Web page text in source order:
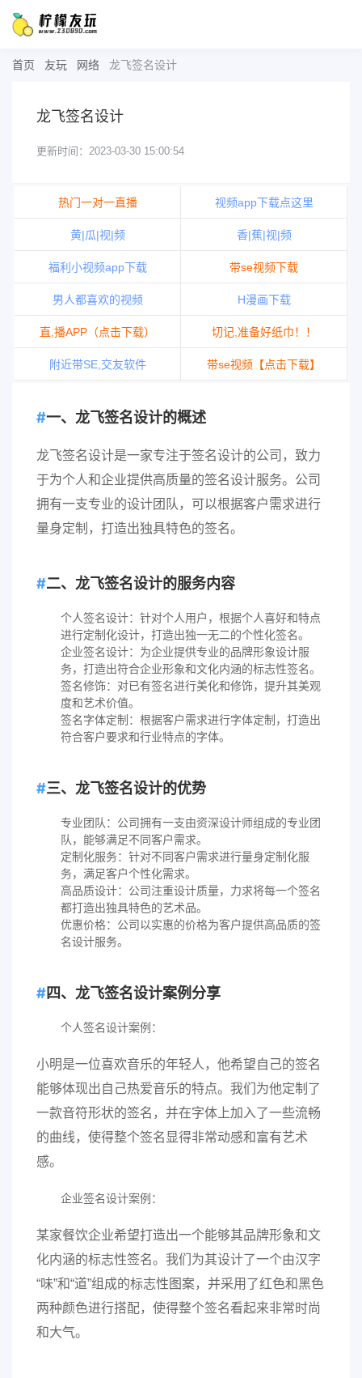
首页 友玩 网络 龙飞签名设计
龙飞签名设计
更新时间：2023-03-30 15:00:54
热门一对一直播 视频app下载点这里
黄|瓜|视|频 香|蕉|视|频
福利小视频app下载 带se视频下载
男人都喜欢的视频 H漫画下载
直,播APP（点击下载） 切记,准备好纸巾！！
附近带SE,交友软件 带se视频【点击下载】
一、龙飞签名设计的概述
龙飞签名设计是一家专注于签名设计的公司，致力
于为个人和企业提供高质量的签名设计服务。公司
拥有一支专业的设计团队，可以根据客户需求进行
量身定制，打造出独具特色的签名。
二、龙飞签名设计的服务内容
个人签名设计：针对个人用户，根据个人喜好和特点
进行定制化设计，打造出独一无二的个性化签名。
企业签名设计：为企业提供专业的品牌形象设计服
务，打造出符合企业形象和文化内涵的标志性签名。
签名修饰：对已有签名进行美化和修饰，提升其美观
度和艺术价值。
签名字体定制：根据客户需求进行字体定制，打造出
符合客户要求和行业特点的字体。
三、龙飞签名设计的优势
专业团队：公司拥有一支由资深设计师组成的专业团
队，能够满足不同客户需求。
定制化服务：针对不同客户需求进行量身定制化服
务，满足客户个性化需求。
高品质设计：公司注重设计质量，力求将每一个签名
都打造出独具特色的艺术品。
优惠价格：公司以实惠的价格为客户提供高品质的签
名设计服务。
四、龙飞签名设计案例分享
个人签名设计案例：
小明是一位喜欢音乐的年轻人，他希望自己的签名
能够体现出自己热爱音乐的特点。我们为他定制了
一款音符形状的签名，并在字体上加入了一些流畅
的曲线，使得整个签名显得非常动感和富有艺术
感。
企业签名设计案例：
某家餐饮企业希望打造出一个能够其品牌形象和文
化内涵的标志性签名。我们为其设计了一个由汉字
“味”和“道”组成的标志性图案，并采用了红色和黑色
两种颜色进行搭配，使得整个签名看起来非常时尚
和大气。